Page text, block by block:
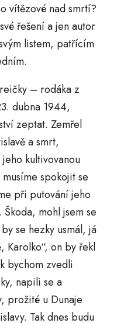
vítězové nad smrtí?
řešení a jen autor
listem, patřícím
– rodáka z
dubna 1944,
zeptat. Zemřel
a smrt,
kultivovanou
spokojit se
při putování jeho
mohl jsem se
se hezky usmál, já
Karolko“, on by řekl
bychom zvedli
napili se a
prožité u Dunaje
Tak dnes budu